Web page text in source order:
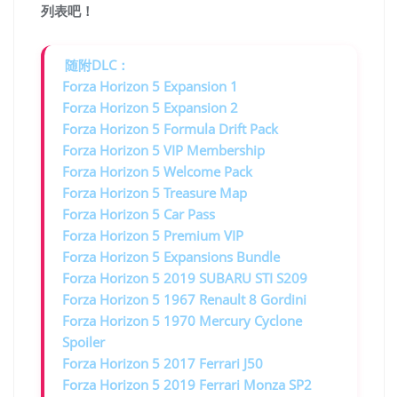
列表吧！
随附DLC：
Forza Horizon 5 Expansion 1
Forza Horizon 5 Expansion 2
Forza Horizon 5 Formula Drift Pack
Forza Horizon 5 VIP Membership
Forza Horizon 5 Welcome Pack
Forza Horizon 5 Treasure Map
Forza Horizon 5 Car Pass
Forza Horizon 5 Premium VIP
Forza Horizon 5 Expansions Bundle
Forza Horizon 5 2019 SUBARU STI S209
Forza Horizon 5 1967 Renault 8 Gordini
Forza Horizon 5 1970 Mercury Cyclone
Spoiler
Forza Horizon 5 2017 Ferrari J50
Forza Horizon 5 2019 Ferrari Monza SP2